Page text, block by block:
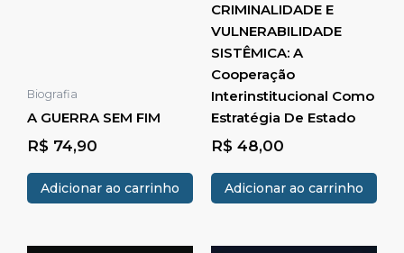
Biografia
A GUERRA SEM FIM
R$ 74,90
Adicionar ao carrinho
CRIMINALIDADE E
VULNERABILIDADE
SISTÊMICA: A
Cooperação
Interinstitucional Como
Estratégia De Estado
R$ 48,00
Adicionar ao carrinho